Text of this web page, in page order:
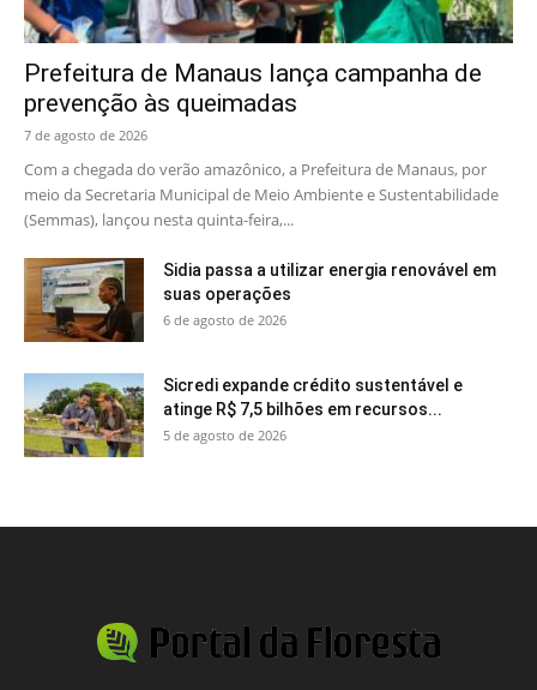
Prefeitura de Manaus lança campanha de
prevenção às queimadas
7 de agosto de 2026
Com a chegada do verão amazônico, a Prefeitura de Manaus, por
meio da Secretaria Municipal de Meio Ambiente e Sustentabilidade
(Semmas), lançou nesta quinta-feira,...
Sidia passa a utilizar energia renovável em
suas operações
6 de agosto de 2026
Sicredi expande crédito sustentável e
atinge R$ 7,5 bilhões em recursos...
5 de agosto de 2026